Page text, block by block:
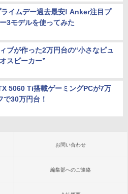
イムデー過去最安! Anker注目プ
3モデルを使ってみた
ブが作った2万円台の“小さなピュ
スピーカー”
5060 Ti搭載ゲーミングPCが7万
で30万円台！
お問い合わせ
編集部へのご連絡